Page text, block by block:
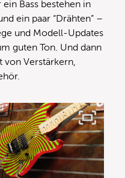
Bass bestehen in
ein paar “Drähten” –
und Modell-Updates
guten Ton. Und dann
von Verstärkern,